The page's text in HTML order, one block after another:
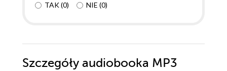
TAK(0) NIE (0)
Szczegóły audiobooka MP3